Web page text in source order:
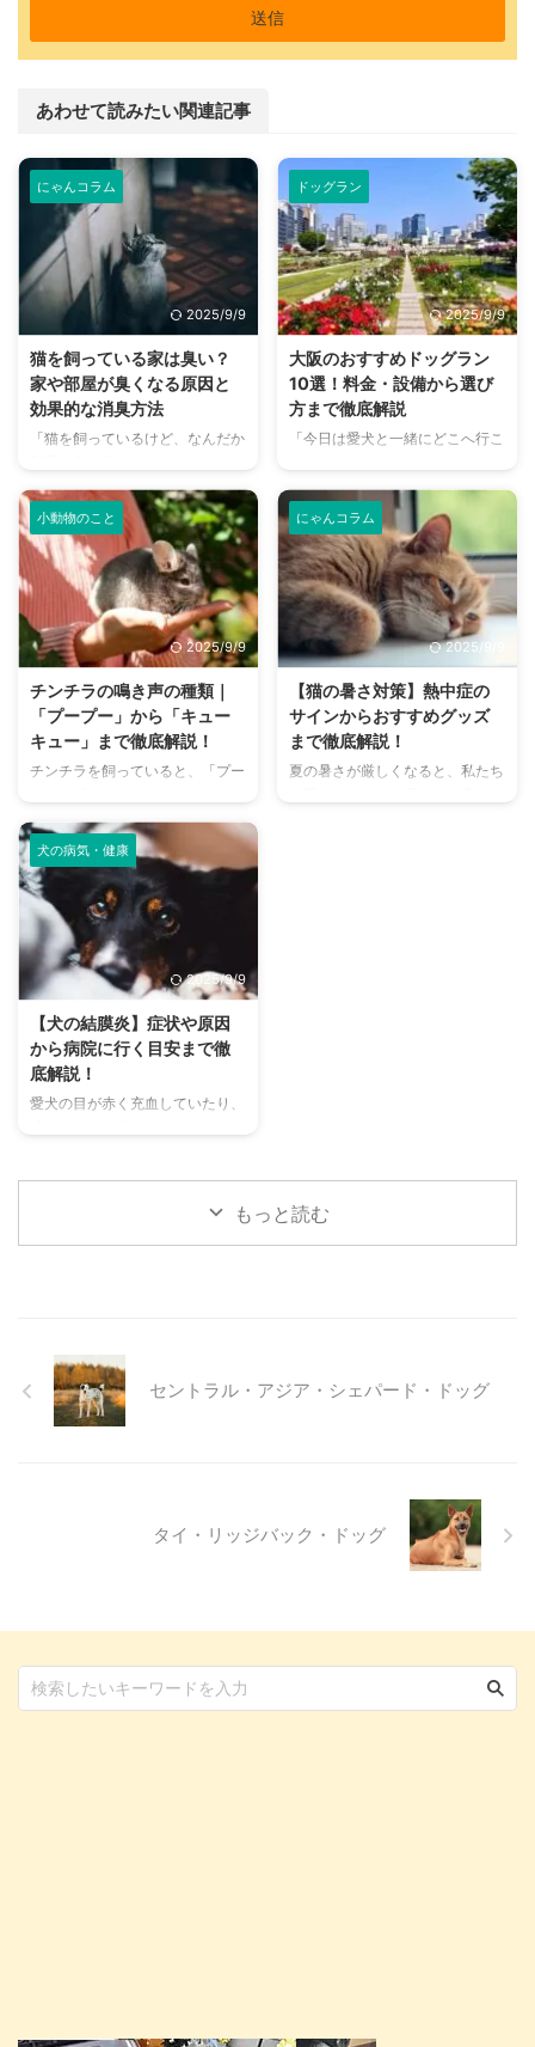
あわせて読みたい関連記事
にゃんコラム
2025/9/9
猫を飼っている家は臭い？
家や部屋が臭くなる原因と
効果的な消臭方法
「猫を飼っているけど、なんだか
悩みはありませんか？猫との暮ら
しは幸せで満ちていますが、独特
のにおいが気になるという飼い主
さんは少なくありません。 特
に、来客時などは「うちのにお
い、大丈夫かな？」と不安に感じ
てしまうこともあるでしょう。
この記事では、猫のにおいの原因
体、部屋など、場所別に具体的な
消臭対策を徹底的に解説します。
さらに、猫と飼い主さん両方にと
って快適な消臭グッズの選び方ま
の情報を網羅的にご紹介します。
今 ...
ドッグラン
2025/9/9
大阪のおすすめドッグラン
10選！料金・設備から選び
方まで徹底解説
「今日は愛犬と一緒にどこへ行こ
か？大阪には、広大な敷地でのび
のびと遊べるドッグランから、都
心でアクセスしやすい便利な施設
まで、魅力的なドッグランがたく
さんあります。 しかし、「初め
てドッグランに行くから不安」
「どの施設が愛犬に合っているか
わからない」という方も多いので
は、大阪府内にある人気のドッグ
ランを厳選し、料金、広さ、利用
条件、設備など、気になる情報を
網羅的に解説します。 さらに、
小動物のこと
2025/9/9
チンチラの鳴き声の種類｜
「プープー」から「キュー
キュー」まで徹底解説！
チンチラを飼っていると、「プー
まざまな鳴き声が聞こえてくるこ
とがありますよね。 チンチラは
犬や猫のように鳴き声で感情を表
現するため、その鳴き声の意味を
理解することは、愛チンチラとの
関係を深める上で非常に大切で
す。 この記事では、チンチラの
代表的な鳴き声の種類とその意味
鳴き声からわかるストレスや病気
のサイン、チンチラが鳴く理由を
理解して良好な関係を築くための
ヒントもご紹介します。 この記
ニ ...
にゃんコラム
2025/9/9
【猫の暑さ対策】熱中症の
サインからおすすめグッズ
まで徹底解説！
夏の暑さが厳しくなると、私たち
る ...
犬の病気・健康
2025/9/9
【犬の結膜炎】症状や原因
から病院に行く目安まで徹
底解説！
愛犬の目が赤く充血していたり、
る目の病気ですが、原因や症状は
さまざまです。 この記事では、
炎かも？」と思ったときに、すぐ
に動物病院に行くべきかどうかの
判断基準や、病院での治療内容に
もっと読む
セントラル・アジア・シェパード・ドッグ
タイ・リッジバック・ドッグ